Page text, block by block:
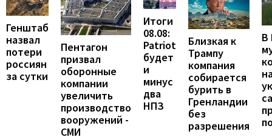
Генштаб
назвал
потери
россиян
за сутки
Пентагон
призвал
оборонные
компании
увеличить
производство
вооружений -
СМИ
Итоги
08.08:
Patriot
будет
и
минус
два
НПЗ
Близкая к
Трампу
компания
собирается
бурить в
Гренландии
без
разрешения
В